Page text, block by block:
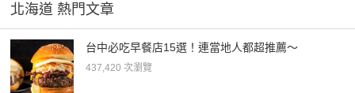
北海道 熱門文章
台中必吃早餐店15選！連當地人都超推薦～
437,420 次瀏覽